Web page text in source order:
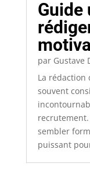
Guide
par Gustave
La
souvent
sembler
puissant